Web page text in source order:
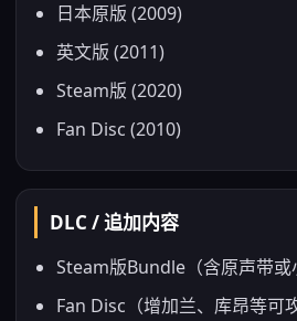
日本原版 (2009)
英文版 (2011)
Steam版 (2020)
Fan Disc (2010)
DLC / 追加内容
Steam版Bundle（含原声带或
Fan Disc（增加兰、库昂等可